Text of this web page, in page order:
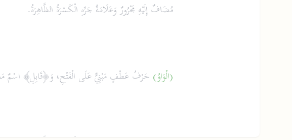
مُضَافٌ إِلَيْهِ مَجْرُورٌ وَعَلَامَةُ جَرِّهِ الْكَسْرَةُ الظَّاهِرَةُ.
(الْوَاوُ) حَرْفُ عَطْفٍ مَبْنِيٌّ عَلَى الْفَتْحِ، وَ﴿قَابِلِ﴾ اسْمٌ